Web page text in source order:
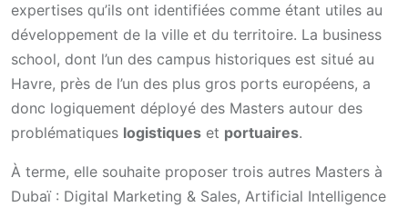
expertises qu’ils ont identifiées comme étant utiles au
développement de la ville et du territoire. La business
school, dont l’un des campus historiques est situé au
Havre, près de l’un des plus gros ports européens, a
donc logiquement déployé des Masters autour des
problématiques logistiques et portuaires.
À terme, elle souhaite proposer trois autres Masters à
Dubaï : Digital Marketing & Sales, Artificial Intelligence